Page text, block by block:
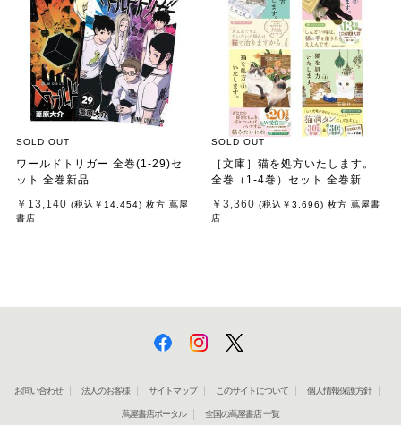
SOLD OUT
ワールドトリガー 全巻(1-29)セ
ット 全巻新品
￥13,140 (税込 ￥14,454) 枚方 蔦屋
書店
SOLD OUT
［文庫］猫を処方いたします。
全巻（1-4巻）セット 全巻新品 /
￥3,360 (税込 ￥3,696) 枚方 蔦屋書
店
お問い合わせ 法人のお客様 サイトマップ このサイトについて 個人情報保護方針
蔦屋書店ポータル 全国の蔦屋書店 一覧